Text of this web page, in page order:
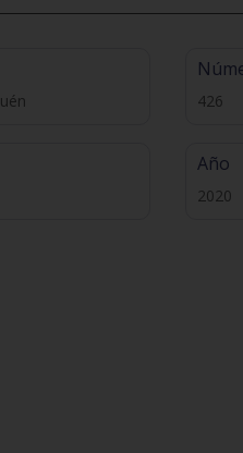
426
Año
2020